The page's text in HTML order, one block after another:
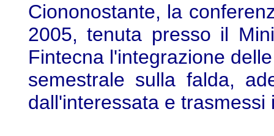
Ciononostante, la
2005, tenuta presso il
Fintecna l'integrazione
semestrale sulla falda,
dall'interessata e trasmessi